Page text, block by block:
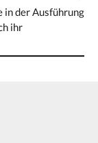
in der Ausführung
ihr